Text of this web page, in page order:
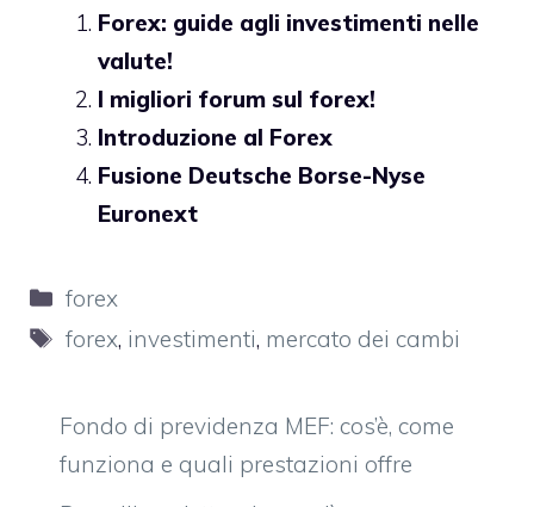
Forex: guide agli investimenti nelle
valute!
I migliori forum sul forex!
Introduzione al Forex
Fusione Deutsche Borse-Nyse
Euronext
Categorie
forex
Tag
forex, investimenti, mercato dei cambi
Fondo di previdenza MEF: cos’è, come
funziona e quali prestazioni offre